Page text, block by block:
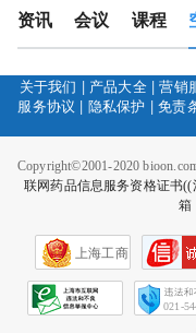
资讯 会议 课程
关于我们 | 产品大全|营销
服务协议 | 隐私保护 |免责
Copyright©2001-2020
联网药品信息服务资格证书((
箱
上海工商
021-